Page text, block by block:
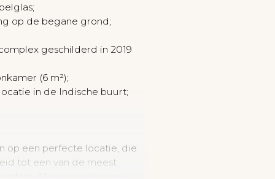
op de begane grond;
geschilderd in 2019
(6 m²);
in de Indische buurt;
op een perfecte locatie, die
tot een van de meest